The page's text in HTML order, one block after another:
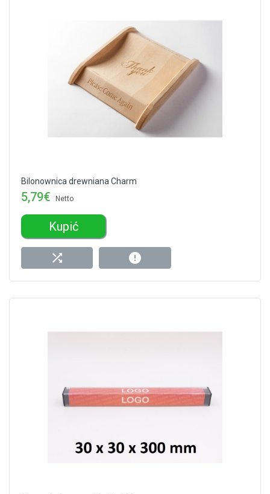
Bilonownica drewniana Charm
5,79€ Netto
Kupić